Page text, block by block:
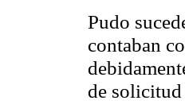
Pudo
contaban
de solicitud